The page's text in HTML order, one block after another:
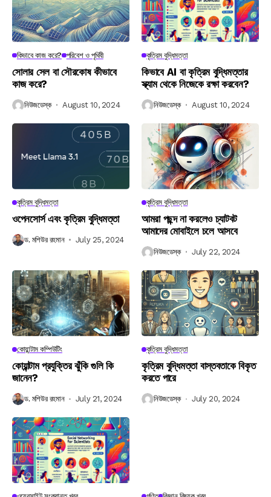
কিভাবে কাজ করে? পরিবেশ ও পৃথিবী
সোলার সেল বা সৌরকোষ কীভাবে
কাজ করে?
নিউজডেস্ক August 10, 2024
কৃত্রিম বুদ্ধিমত্তা
কিভাবে AI বা কৃত্রিম বুদ্ধিমত্তার
স্ক্যাম থেকে নিজেকে রক্ষা করবেন?
নিউজডেস্ক August 10, 2024
কৃত্রিম বুদ্ধিমত্তা
ওপেনসোর্স এবং কৃত্রিম বুদ্ধিমত্তা
ড. মশিউর রহমান July 25, 2024
কৃত্রিম বুদ্ধিমত্তা
আমরা পছন্দ না করলেও চ্যাটবট
আমাদের মোবাইলে চলে আসবে
নিউজডেস্ক July 22, 2024
কোয়ান্টাম কম্পিউটিং
কোয়ান্টাম প্রযুক্তির ঝুঁকি গুলি কি
জানেন?
ড. মশিউর রহমান July 21, 2024
কৃত্রিম বুদ্ধিমত্তা
কৃত্রিম বুদ্ধিমত্তা বাস্তবতাকে বিকৃত
করতে পারে
নিউজডেস্ক July 20, 2024